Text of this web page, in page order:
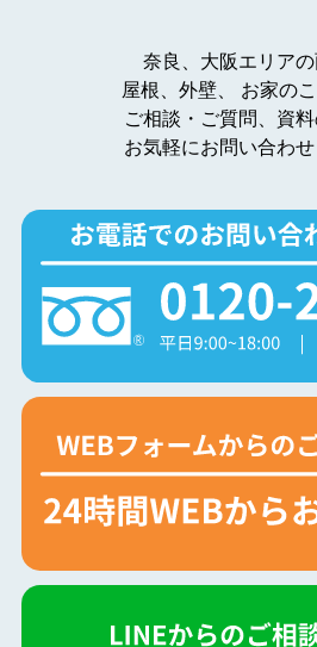
奈良、大阪エリアの
屋根、外壁、
お家の
ご相談・ご質問、資
お気軽にお問い合わせ